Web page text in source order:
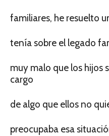
familiares, he resuelto
tenía sobre el legado
muy malo que los hijos
cargo
de algo que ellos no
preocupaba esa